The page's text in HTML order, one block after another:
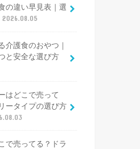
の違い早見表｜選
2026.08.05
介護食のおやつ｜
と安全な選び方
はどこで売って
ータイプの選び方
で売ってる？ドラ